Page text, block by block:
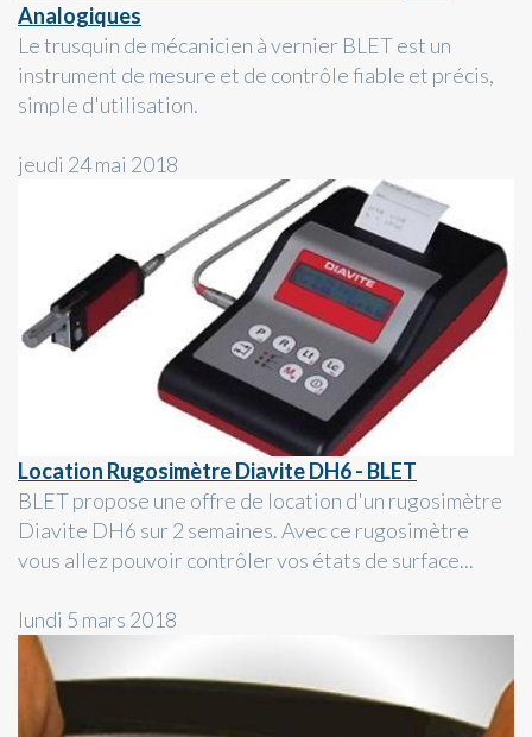
Analogiques
Le trusquin de mécanicien à vernier BLET est un
instrument de mesure et de contrôle fiable et précis,
simple d'utilisation.
jeudi 24 mai 2018
Location Rugosimètre Diavite DH6 - BLET
BLET propose une offre de location d'un rugosimètre
Diavite DH6 sur 2 semaines. Avec ce rugosimètre
vous allez pouvoir contrôler vos états de surface...
lundi 5 mars 2018